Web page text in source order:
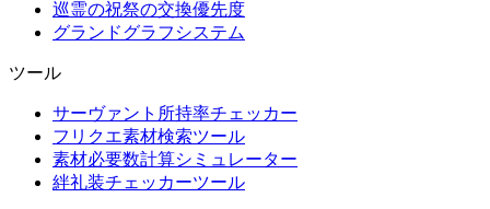
巡霊の祝祭の交換優先度
グランドグラフシステム
ツール
サーヴァント所持率チェッカー
フリクエ素材検索ツール
素材必要数計算シミュレーター
絆礼装チェッカーツール